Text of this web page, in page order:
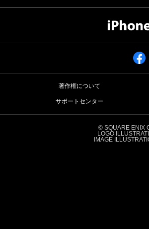
著作権について
サポートセンター
© SQUARE ENIX
LOGO
IMAGE